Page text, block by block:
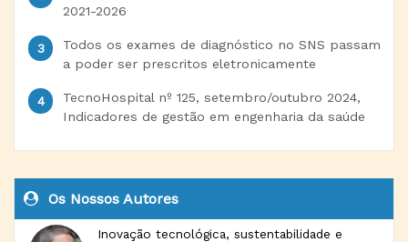
2021-2026
Todos os exames de diagnóstico no SNS passam
a poder ser prescritos eletronicamente
TecnoHospital nº 125, setembro/outubro 2024,
Indicadores de gestão em engenharia da saúde
Os Nossos Autores
Inovação tecnológica, sustentabilidade e